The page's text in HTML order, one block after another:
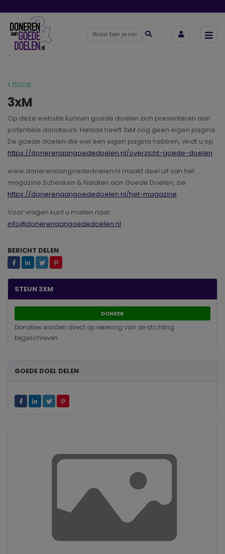
Home
3xM
Op deze website kunnen goede doelen zich presenteren aan
potentiële donateurs. Helaas heeft 3xM nog geen eigen pagina.
De goede doelen die wel een eigen pagina hebben, vindt u op
https://donerenaangoededoelen.nl/overzicht-goede-doelen.
www.donerenaangoededoelen.nl maakt deel uit van het
magazine Schenken & Nalaten aan Goede Doelen, zie
https://donerenaangoededoelen.nl/het-magazine
Voor vragen kunt u mailen naar
info@donerenaangoededoelen.nl .
BERICHT DELEN
STEUN 3XM
DONEER
Donaties worden direct op rekening van de stichting
bijgeschreven
GOEDE DOEL DELEN